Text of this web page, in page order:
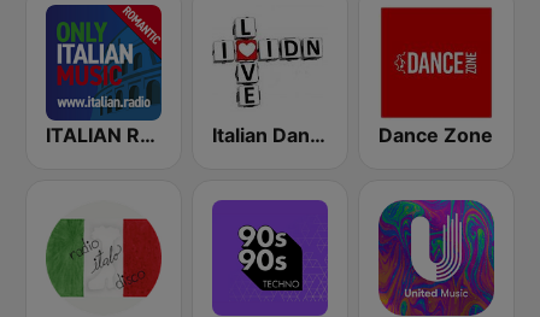
ITALIAN RADIO - ITALIAN.radio Italian Dance Network Dance Zone